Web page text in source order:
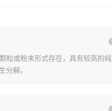
粒或粉末形式存在，具有较高的
分解。